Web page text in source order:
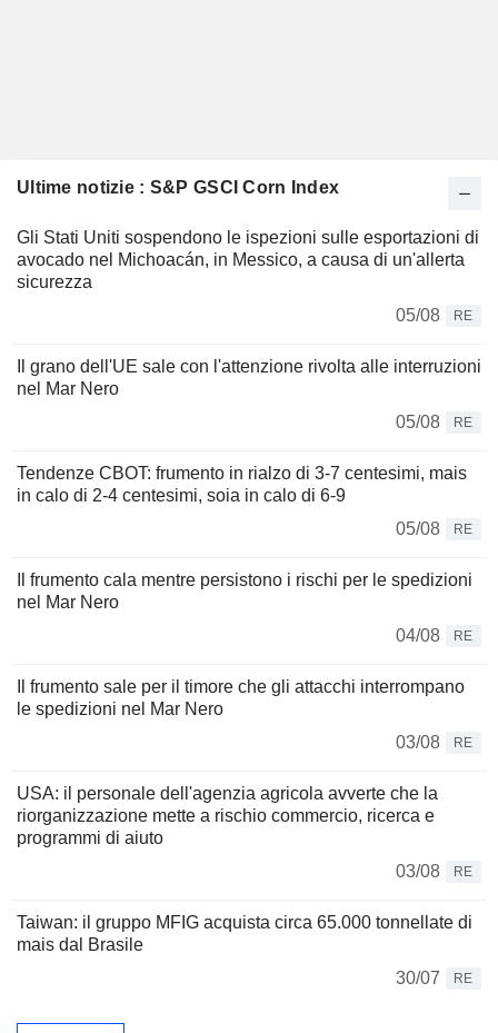
Ultime notizie : S&P GSCI Corn Index
Gli Stati Uniti sospendono le ispezioni sulle esportazioni di
avocado nel Michoacán, in Messico, a causa di un'allerta
sicurezza
05/08
RE
Il grano dell'UE sale con l'attenzione rivolta alle interruzioni
nel Mar Nero
05/08
RE
Tendenze CBOT: frumento in rialzo di 3-7 centesimi, mais
in calo di 2-4 centesimi, soia in calo di 6-9
05/08
RE
Il frumento cala mentre persistono i rischi per le spedizioni
nel Mar Nero
04/08
RE
Il frumento sale per il timore che gli attacchi interrompano
le spedizioni nel Mar Nero
03/08
RE
USA: il personale dell'agenzia agricola avverte che la
riorganizzazione mette a rischio commercio, ricerca e
programmi di aiuto
03/08
RE
Taiwan: il gruppo MFIG acquista circa 65.000 tonnellate di
mais dal Brasile
30/07
RE